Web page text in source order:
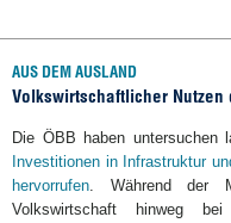
AUS DEM AUSLAND
Volkswirtschaftlicher Nutzen
Die ÖBB haben untersuchen
Investitionen in Infrastruktur
hervorrufen. Während der
Volkswirtschaft hinweg